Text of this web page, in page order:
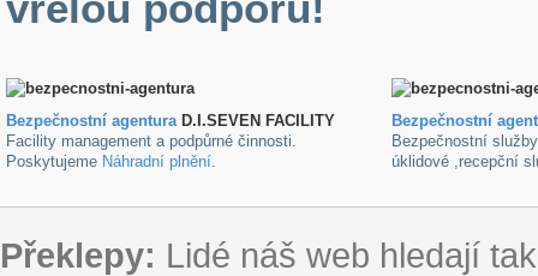
Bezpečnostní agenturaD.I.SEVEN FACILITY
Facility management a podpůrné činnosti.
Poskytujeme Náhradní plnění.
Bezpečnostní
Bezpečnostní
úklidové ,recepční
Překlepy: Lidé náš web hledají